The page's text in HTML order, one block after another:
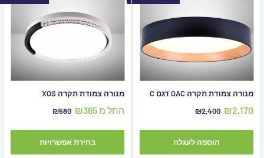
מנורה צמודת תקרה OAC דגם C
מחיר
₪2,170 מחיר
₪2,400
הוספה לעגלה
מנורה צמודת תקרה XOS
מחיר
החל מ ₪365
מחיר
₪580
בחירת אפשרויות